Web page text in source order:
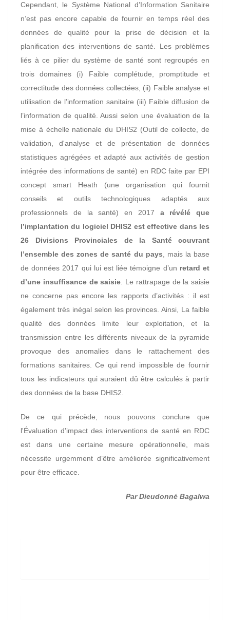
Cependant, le Système National d’Information Sanitaire
n’est pas encore capable de fournir en temps réel des
données de qualité pour la prise de décision et la
planification des interventions de santé. Les problèmes
liés à ce pilier du système de santé sont regroupés en
trois domaines (i) Faible complétude, promptitude et
correctitude des données collectées, (ii) Faible analyse et
utilisation de l’information sanitaire (iii) Faible diffusion de
l’information de qualité. Aussi selon une évaluation de la
mise à échelle nationale du DHIS2 (Outil de collecte, de
validation, d'analyse et de présentation de données
statistiques agrégées et adapté aux activités de gestion
intégrée des informations de santé) en RDC faite par EPI
concept smart Heath (une organisation qui fournit
conseils et outils technologiques adaptés aux
professionnels de la santé) en 2017 a révélé que
l’implantation du logiciel DHIS2 est effective dans les
26 Divisions Provinciales de la Santé couvrant
l’ensemble des zones de santé du pays , mais la base
de données 2017 qui lui est liée témoigne d’un retard et
d’une insuffisance de saisie . Le rattrapage de la saisie
ne concerne pas encore les rapports d’activités : il est
également très inégal selon les provinces. Ainsi, La faible
qualité des données limite leur exploitation, et la
transmission entre les différents niveaux de la pyramide
provoque des anomalies dans le rattachement des
formations sanitaires. Ce qui rend impossible de fournir
tous les indicateurs qui auraient dû être calculés à partir
des données de la base DHIS2.
De ce qui précède, nous pouvons conclure que
l'Évaluation d'impact des interventions de santé en RDC
est dans une certaine mesure opérationnelle, mais
nécessite urgemment d’être améliorée significativement
pour être efficace.
Par Dieudonné Bagalwa